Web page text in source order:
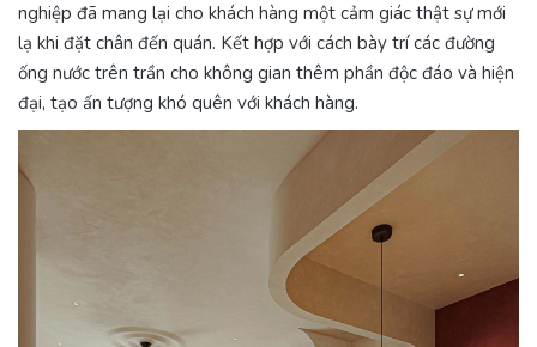
nghiệp đã mang lại cho khách hàng một cảm giác thật sự mới
lạ khi đặt chân đến quán. Kết hợp với cách bày trí các đường
ống nước trên trần cho không gian thêm phần độc đáo và hiện
đại, tạo ấn tượng khó quên với khách hàng.